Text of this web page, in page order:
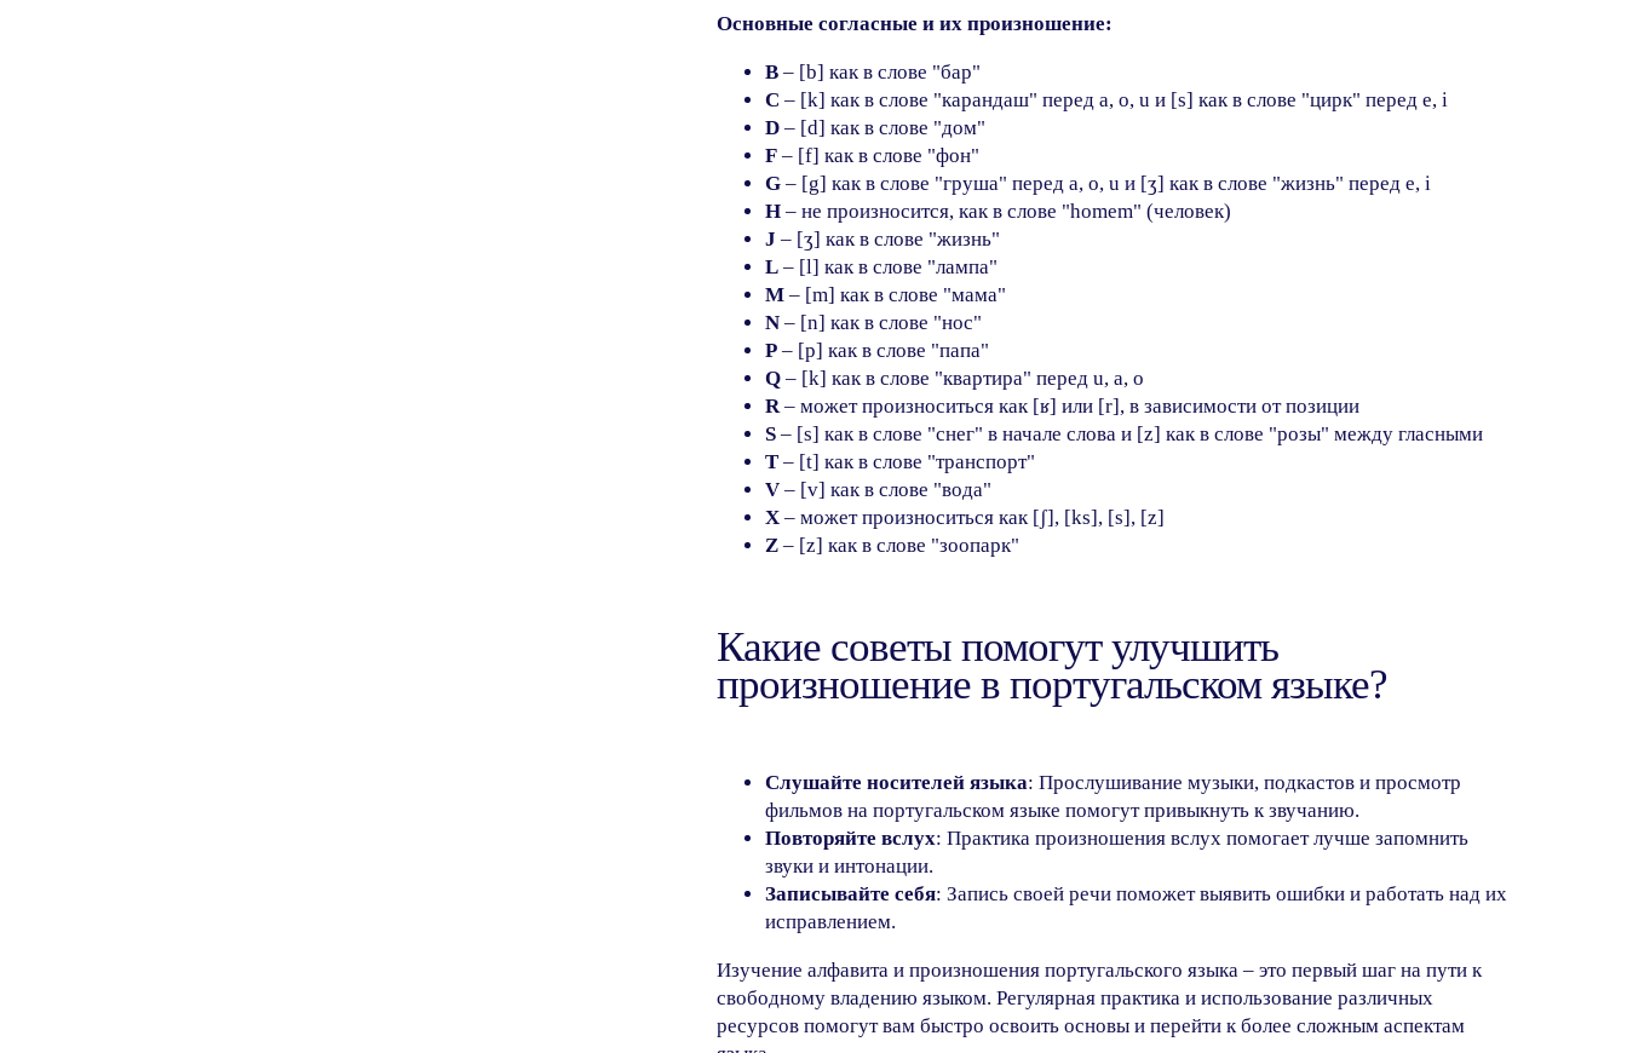
Основные согласные и их произношение:
B – [b] как в слове "бар"
C – [k] как в слове "карандаш" перед a, o, u и [s] как в слове "цирк" перед e, i
D – [d] как в слове "дом"
F – [f] как в слове "фон"
G – [g] как в слове "груша" перед a, o, u и [ʒ] как в слове "жизнь" перед e, i
H – не произносится, как в слове "homem" (человек)
J – [ʒ] как в слове "жизнь"
L – [l] как в слове "лампа"
M – [m] как в слове "мама"
N – [n] как в слове "нос"
P – [p] как в слове "папа"
Q – [k] как в слове "квартира" перед u, a, o
R– может произноситься как [ʁ] или [r], в зависимости от позиции
S – [s] как в слове "снег" в начале слова и [z] как в слове "розы" между гласными
T – [t] как в слове "транспорт"
V – [v] как в слове "вода"
X – может произноситься как [ʃ], [ks], [s], [z]
Z – [z] как в слове "зоопарк"
Какие советы помогут улучшить
произношение в португальском языке?
Слушайте носителей языка: Прослушивание музыки, подкастов и просмотр
фильмов на португальском языке помогут привыкнуть к звучанию.
Повторяйте вслух: Практика произношения вслух помогает лучше запомнить
звуки и интонации.
Записывайте себя: Запись своей речи поможет выявить ошибки и работать над их
исправлением.
Изучение алфавита и произношения португальского языка – это первый шаг на пути к
свободному владению языком. Регулярная практика и использование различных
ресурсов помогут вам быстро освоить основы и перейти к более сложным аспектам